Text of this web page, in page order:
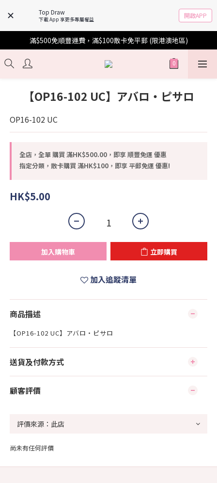
Top Draw
下載 App 享更多專屬權益 開啟APP
滿$500免順豐運費，滿$100散卡免平郵 (限港澳地區)
【OP16-102 UC】アバロ・ピサロ
OP16-102 UC
全店，全單 購買 滿HK$500.00，即享 順豐免運 優惠
指定分類，散卡購買 滿HK$100，即享 平郵免運 優惠!
HK$5.00
加入購物車 立即購買
加入追蹤清單
商品描述
【OP16-102 UC】アバロ・ピサロ
送貨及付款方式
顧客評價
尚未有任何評價